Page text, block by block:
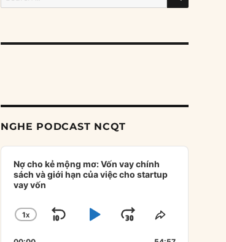
for:
NGHE PODCAST NCQT
Audio
Player
Nợ cho kẻ mộng mơ: Vốn vay chính
sách và giới hạn của việc cho startup
vay vốn
CHANGE
1X
SKIPPLAYJUMPSHARE